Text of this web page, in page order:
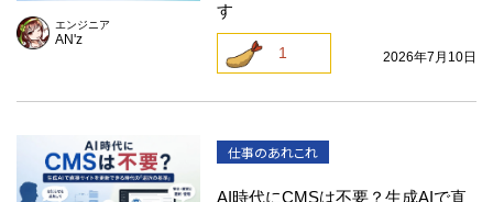
エンジニア
AN'z
す
1 2026年7月10日
仕事のあれこれ
AI時代にCMSは不要？生成AIで直